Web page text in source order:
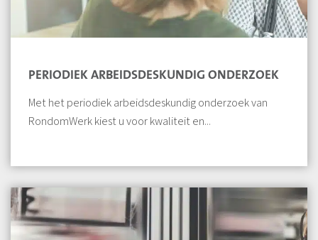
PERIODIEK ARBEIDSDESKUNDIG ONDERZOEK
Met het periodiek arbeidsdeskundig onderzoek van
RondomWerk kiest u voor kwaliteit en...